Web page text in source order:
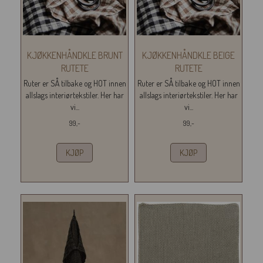
KJØKKENHÅNDKLE BRUNT
RUTETE
Ruter er SÅ tilbake og HOT innen
allslags interiørtekstiler. Her har
vi...
99,-
KJØP
KJØKKENHÅNDKLE BEIGE
RUTETE
Ruter er SÅ tilbake og HOT innen
allslags interiørtekstiler. Her har
vi...
99,-
KJØP